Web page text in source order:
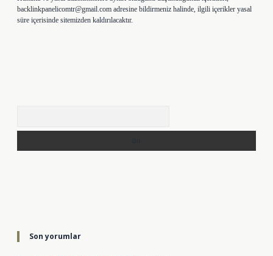
backlinkpanelicomtr@gmail.com adresine bildirmeniz halinde, ilgili içerikler yasal
süre içerisinde sitemizden kaldırılacaktır.
Son yorumlar